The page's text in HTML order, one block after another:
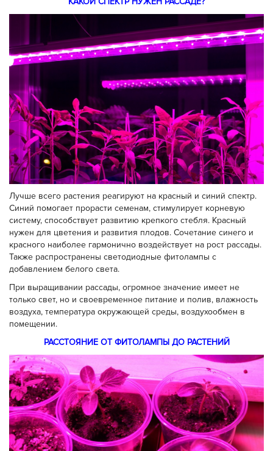
Лучше всего растения реагируют на красный и синий спектр.
Синий помогает прорасти семенам, стимулирует корневую
систему, способствует развитию крепкого стебля. Красный
нужен для цветения и развития плодов. Сочетание синего и
красного наиболее гармонично воздействует на рост рассады.
Также распространены светодиодные фитолампы с
добавлением белого света.
При выращивании рассады, огромное значение имеет не
только свет, но и своевременное питание и полив, влажность
воздуха, температура окружающей среды, воздухообмен в
помещении.
РАССТОЯНИЕ ОТ ФИТОЛАМПЫ ДО РАСТЕНИЙ